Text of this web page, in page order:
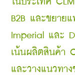
ในประเทศ
B2B และขยาย
Imperial และ
เน้นผลิตสินค้า
และวางแนวทา